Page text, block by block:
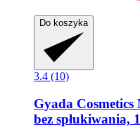
Do koszyka
3.4 (10)
Gyada Cosmetics
bez spłukiwania,